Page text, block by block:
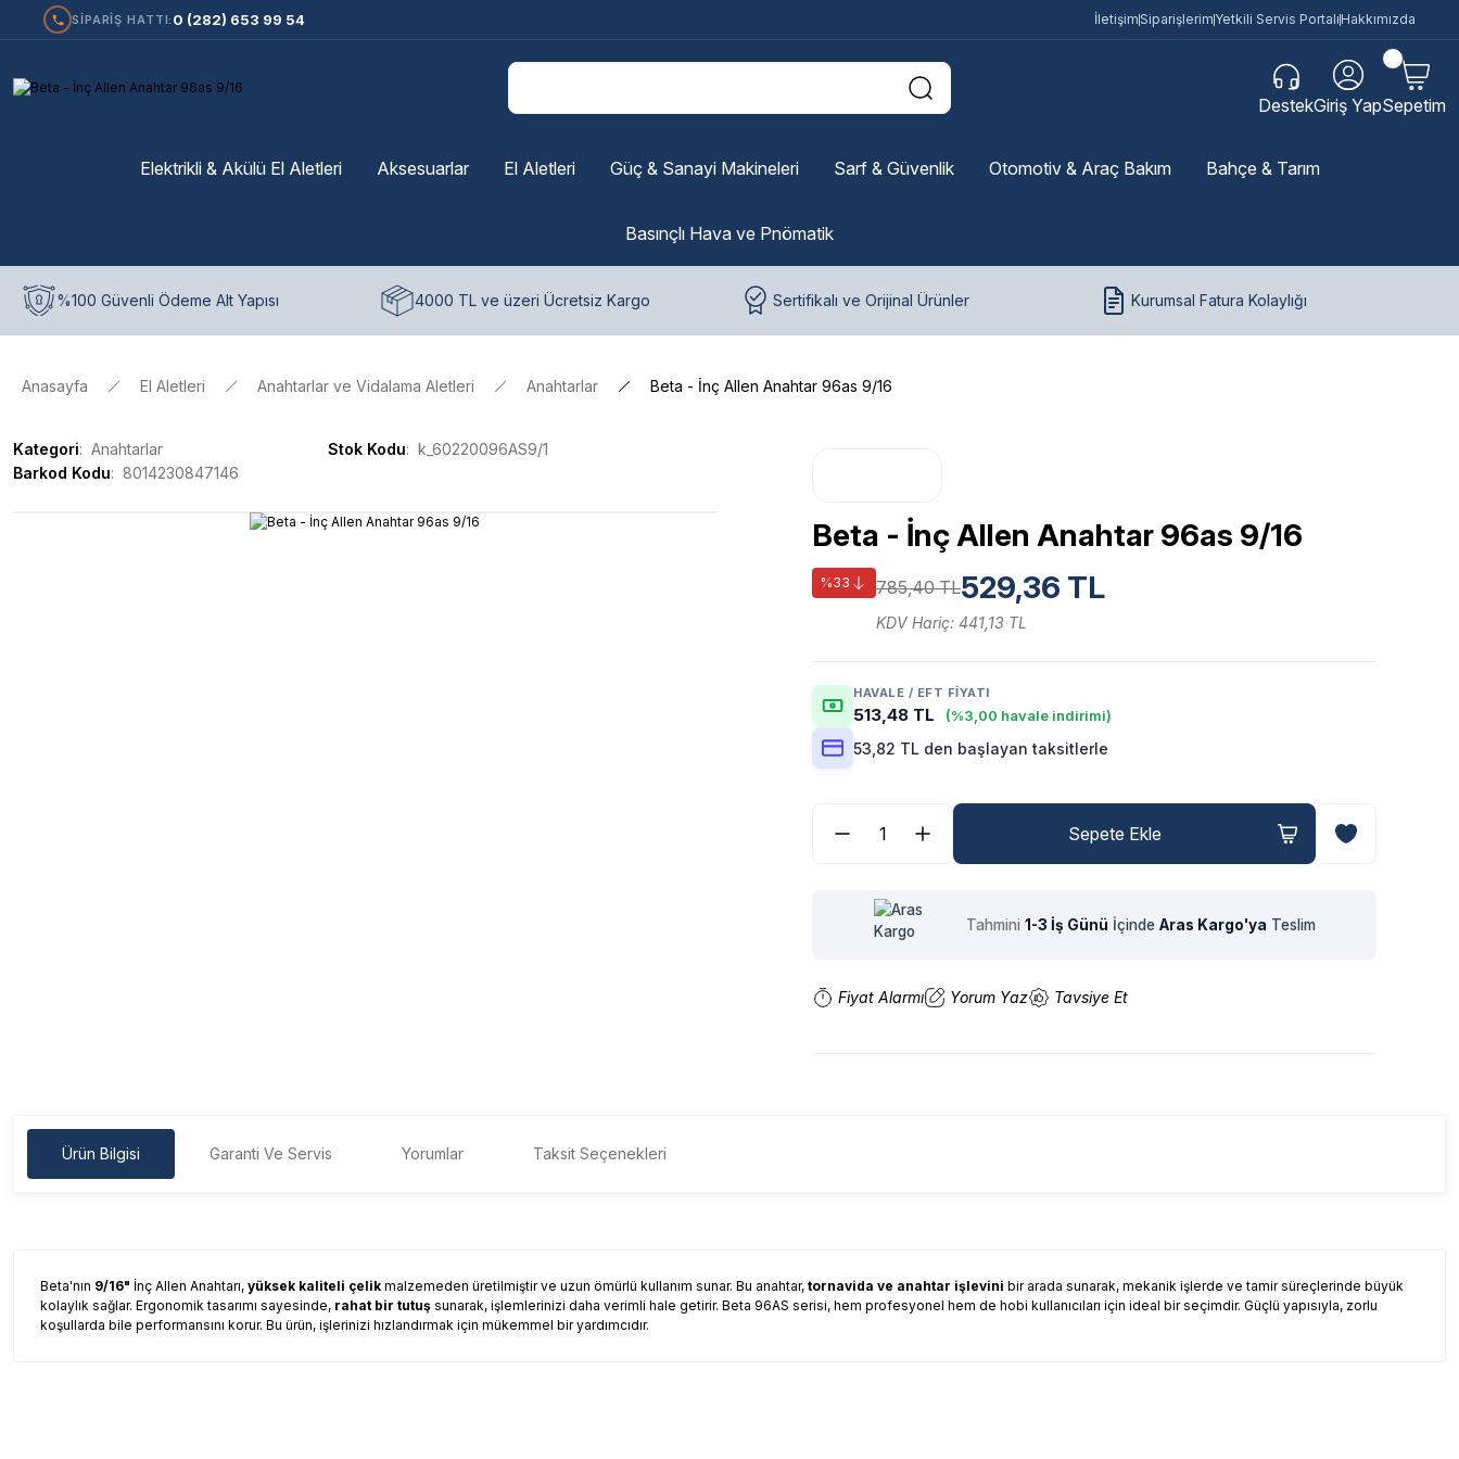
SİPARİŞ HATTI: 0 (282) 653 99 54 İletişimSiparişlerim Yetkili Servis Portalı Hakkımızda
DestekGiriş YapSepetim
Elektrikli & Akülü El Aletleri Aksesuarlar El Aletleri Güç & Sanayi Makineleri Sarf & Güvenlik Otomotiv & Araç Bakım Bahçe & Tarım
Basınçlı Hava ve Pnömatik
%100 Güvenli Ödeme Alt Yapısı 4000 TL ve üzeri Ücretsiz Kargo Sertifikalı ve Orijinal Ürünler Kurumsal Fatura Kolaylığı
Anasayfa El Aletleri Anahtarlar ve Vidalama Aletleri Anahtarlar Beta - İnç Allen Anahtar 96as 9/16
Kategori Anahtarlar Stok Kodu
k_60220096AS9/1
Barkod Kodu
8014230847146
Beta - İnç Allen Anahtar 96as 9/16
%33 785,40 TL529,36 TL
KDV Hariç: 441,13 TL
HAVALE / EFT FIYATI
513,48 TL (%3,00 havale indirimi)
53,82 TL den başlayan taksitlerle
Sepete Ekle
Tahmini 1-3 İş Günü İçinde Aras Kargo'ya Teslim
Fiyat Alarmı Yorum Yaz Tavsiye Et
Ürün Bilgisi Garanti Ve Servis Yorumlar Taksit Seçenekleri
Beta'nın 9/16" İnç Allen Anahtarı, yüksek kaliteli çelik malzemeden üretilmiştir ve uzun ömürlü kullanım sunar. Bu anahtar, tornavida ve anahtar işlevini bir arada sunarak, mekanik işlerde ve tamir süreçlerinde büyük
kolaylık sağlar. Ergonomik tasarımı sayesinde, rahat bir tutuş sunarak, işlemlerinizi daha verimli hale getirir. Beta 96AS serisi, hem profesyonel hem de hobi kullanıcıları için ideal bir seçimdir. Güçlü yapısıyla, zorlu
koşullarda bile performansını korur. Bu ürün, işlerinizi hızlandırmak için mükemmel bir yardımcıdır.